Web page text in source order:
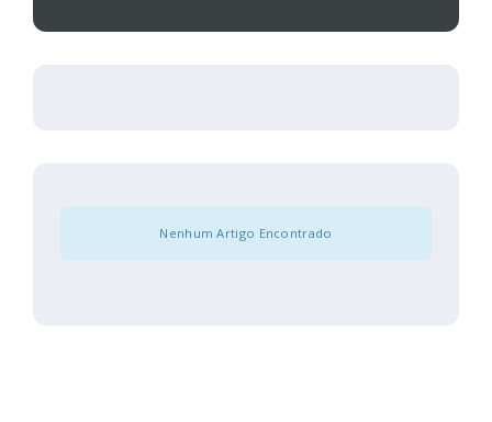
Nenhum Artigo Encontrado